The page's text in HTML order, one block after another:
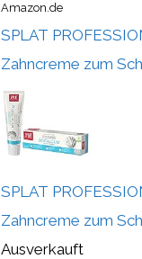
Amazon.de
SPLAT
Zahncreme zum
SPLAT
Zahncreme zum
Ausverkauft